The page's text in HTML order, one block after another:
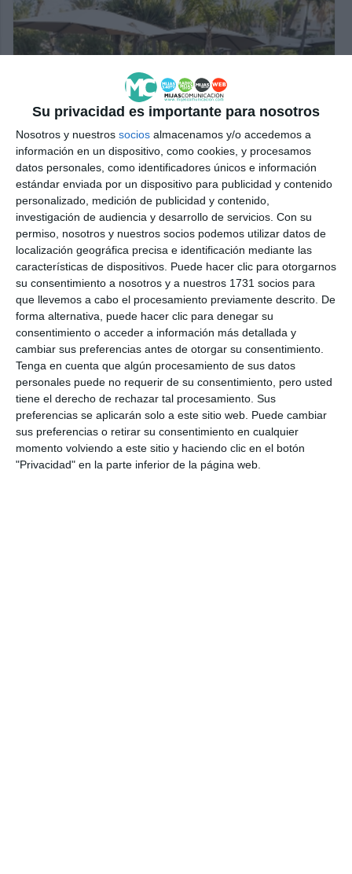
Su privacidad es importante para nosotros
Nosotros y nuestros socios almacenamos y/o accedemos a
información en un dispositivo, como cookies, y procesamos
datos personales, como identificadores únicos e información
estándar enviada por un dispositivo para publicidad y contenido
personalizado, medición de publicidad y contenido,
investigación de audiencia y desarrollo de servicios. Con su
permiso, nosotros y nuestros socios podemos utilizar datos de
localización geográfica precisa e identificación mediante las
características de dispositivos. Puede hacer clic para otorgarnos
su consentimiento a nosotros y a nuestros 1731 socios para
que llevemos a cabo el procesamiento previamente descrito. De
forma alternativa, puede hacer clic para denegar su
consentimiento o acceder a información más detallada y
cambiar sus preferencias antes de otorgar su consentimiento.
Tenga en cuenta que algún procesamiento de sus datos
personales puede no requerir de su consentimiento, pero usted
tiene el derecho de rechazar tal procesamiento. Sus
preferencias se aplicarán solo a este sitio web. Puede cambiar
sus preferencias o retirar su consentimiento en cualquier
momento volviendo a este sitio y haciendo clic en el botón
"Privacidad" en la parte inferior de la página web.